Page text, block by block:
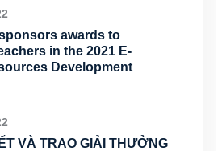
awards to
in the 2021 E-
Development
VÀ TRAO GIẢI THƯỞNG